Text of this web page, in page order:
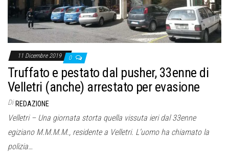
11 Dicembre 2019 0
Truffato e pestato dal pusher, 33enne di
Velletri (anche) arrestato per evasione
Di REDAZIONE
Velletri – Una giornata storta quella vissuta ieri dal 33enne
egiziano M.M.M.M., residente a Velletri. L’uomo ha chiamato la
polizia…